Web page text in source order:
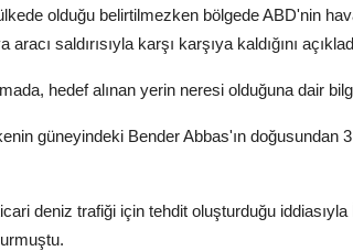
olduğu belirtilmezken bölgede ABD'nin
saldırısıyla karşı karşıya kaldığını
hedef alınan yerin neresi olduğuna dair
güneyindeki Bender Abbas'ın doğusundan
deniz trafiği için tehdit oluşturduğu